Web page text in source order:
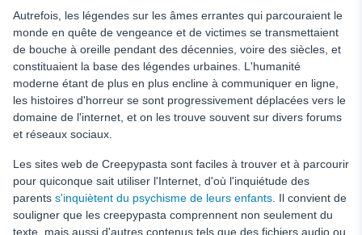
Autrefois, les légendes sur les âmes errantes qui parcouraient le
monde en quête de vengeance et de victimes se transmettaient
de bouche à oreille pendant des décennies, voire des siècles, et
constituaient la base des légendes urbaines. L'humanité
moderne étant de plus en plus encline à communiquer en ligne,
les histoires d'horreur se sont progressivement déplacées vers le
domaine de l'internet, et on les trouve souvent sur divers forums
et réseaux sociaux.
Les sites web de Creepypasta sont faciles à trouver et à parcourir
pour quiconque sait utiliser l'Internet, d'où l'inquiétude des
parents s'inquiètent du psychisme de leurs enfants . Il convient de
souligner que les creepypasta comprennent non seulement du
texte, mais aussi d'autres contenus tels que des fichiers audio ou